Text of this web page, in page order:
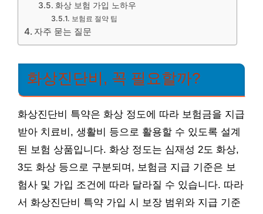
화상 보험 가입 노하우
보험료 절약 팁
자주 묻는 질문
화상진단비, 꼭 필요할까?
화상진단비 특약은 화상 정도에 따라 보험금을 지급
받아 치료비, 생활비 등으로 활용할 수 있도록 설계
된 보험 상품입니다. 화상 정도는 심재성 2도 화상,
3도 화상 등으로 구분되며, 보험금 지급 기준은 보
험사 및 가입 조건에 따라 달라질 수 있습니다. 따라
서 화상진단비 특약 가입 시 보장 범위와 지급 기준